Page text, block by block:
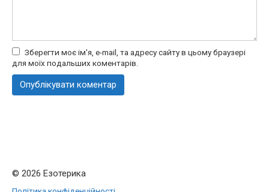
Зберегти моє ім'я, e-mail, та адресу сайту в цьому браузері
для моїх подальших коментарів.
© 2026 Езотерика